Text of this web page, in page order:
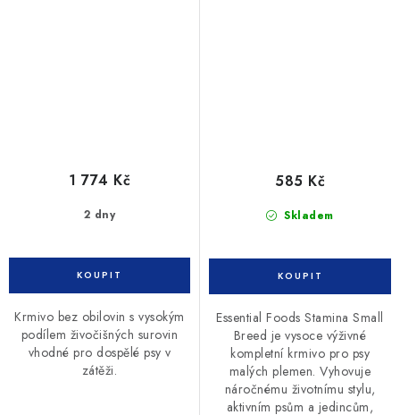
2 dny
1 774 Kč
Krmivo bez obilovin s vysokým
podílem živočišných surovin
vhodné pro dospělé psy v
zátěži.
Skladem
585 Kč
Essential Foods Stamina Small
Breed je vysoce výživné
kompletní krmivo pro psy
malých plemen. Vyhovuje
náročnému životnímu stylu,
aktivním psům a jedincům,